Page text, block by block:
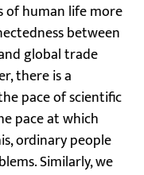
of human life more
between
global trade
there is a
pace of scientific
pace at which
ordinary people
Similarly, we